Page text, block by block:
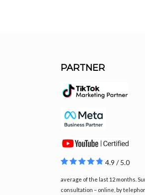
PARTNER
4.9 / 5.0
average of the last 12 months.
consultation – online, by